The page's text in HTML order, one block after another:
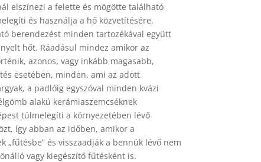
elszínezi a felette és mögötte található
és használja a hő közvetítésére,
berendezést minden tartozékával együtt
hőt. Ráadásul mindez amikor az
azonos, vagy inkább magasabb,
esetében, minden, ami az adott
a padlóig egyszóval minden kvázi
alakú kerámiaszemcséknek
túlmelegíti a környezetében lévő
így abban az időben, amikor a
és visszaadják a bennük lévő nem
vagy kiegészítő fűtésként is.